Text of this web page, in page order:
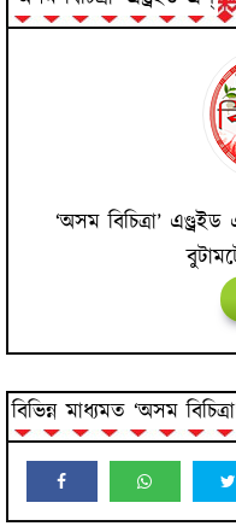
‘অসম বিচিত্ৰা’
বিভিন্ন মাধ্যমত ‘অসম